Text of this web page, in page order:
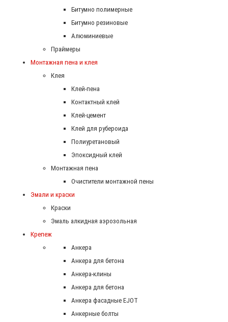
Битумно полимерные
Битумно резиновые
Алюминиевые
Праймеры
Монтажная пена и клея
Клея
Клей-пена
Контактный клей
Клей-цемент
Клей для рубероида
Полиуретановый
Эпоксидный клей
Монтажная пена
Очистители монтажной пены
Эмали и краски
Краски
Эмаль алкидная аэрозольная
Крепеж
Анкера
Анкера для бетона
Анкера-клины
Анкера для бетона
Анкера фасадные EJOT
Анкерные болты